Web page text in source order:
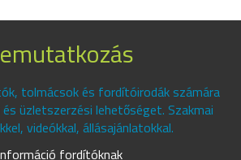
tolmácsok és fordítóirodák számára
üzletszerzési lehetőséget. Szakmai
videókkal, állásajánlatokkal.
fordítóknak